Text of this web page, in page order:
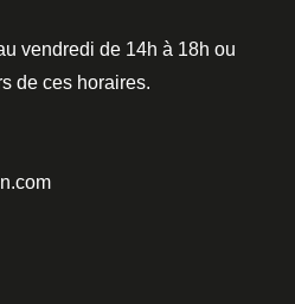
vendredi de 14h à 18h ou
de ces horaires.